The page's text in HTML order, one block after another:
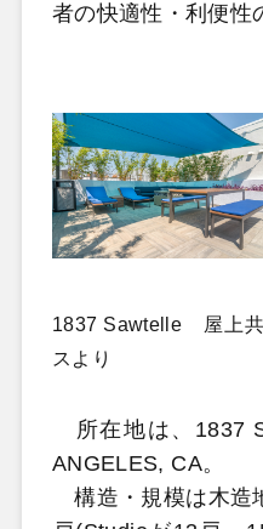
者の快適性・利便性
1837 Sawtelle 屋
スより
所在地は、1837
ANGELES, CA。
構造・規模は木造